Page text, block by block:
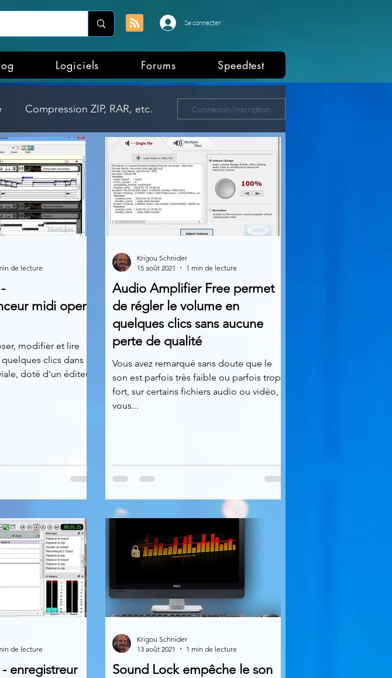
Se connecter
Logiciels Forums Speedtest
Compression ZIP, RAR, etc.
Explorateurs de fichiers
disque
Services en ligne
Connexion/Inscription
midi open
modifier et lire
clics dans
doté d'un éditeur
de lecture
Audio Amplifier Free permet
de régler le volume en
quelques clics sans aucune
perte de qualité
Vous avez remarqué sans doute que le
son est parfois très faible ou parfois trop
fort, sur certains fichiers audio ou vidéo,
vous...
Krigou Schnider
15 août 2021
1 min de lecture
enregistreur
de lecture
Sound Lock empêche le son
Krigou Schnider
13 août 2021
1 min de lecture